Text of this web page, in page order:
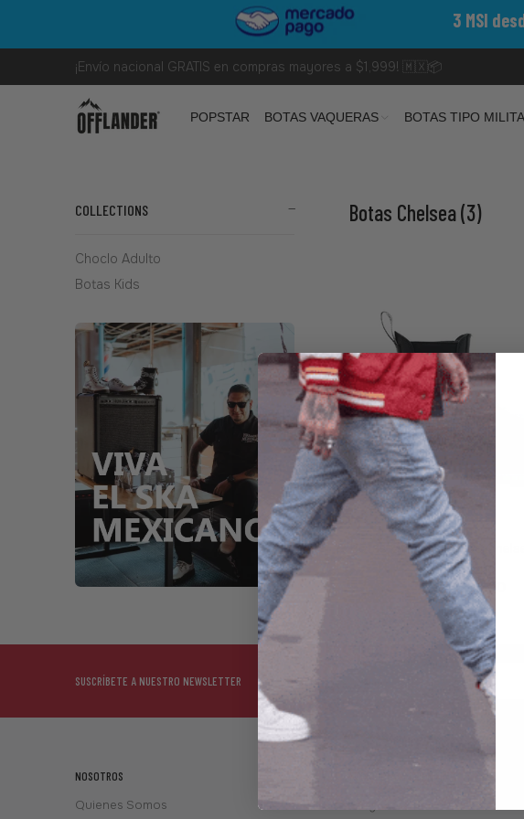
3 MSI
¡Envío nacional GRATIS en compras mayores a $1,999! 🇲🇽📦
POPSTAR BOTAS VAQUERAS BOTAS TIPO
COLLECTIONS
Choclo Adulto
Botas Kids
Botas Chelsea(3)
Botas Offlander, Tipo
Negro
2,359.00
PREORDER
SUSCRÍBETE A NUESTRO NEWSLETTER
NOSOTROS
Quienes Somos